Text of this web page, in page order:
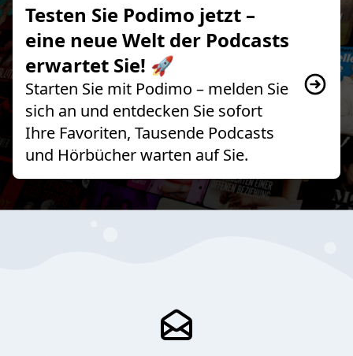
Testen Sie Podimo jetzt –
eine neue Welt der Podcasts
erwartet Sie! 🚀
Starten Sie mit Podimo – melden Sie
sich an und entdecken Sie sofort
Ihre Favoriten, Tausende Podcasts
und Hörbücher warten auf Sie.